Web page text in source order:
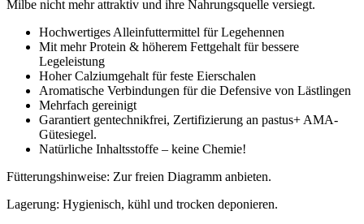
Milbe nicht mehr attraktiv und ihre Nahrungsquelle versiegt.
Hochwertiges Alleinfuttermittel für Legehennen
Mit mehr Protein & höherem Fettgehalt für bessere
Legeleistung
Hoher Calziumgehalt für feste Eierschalen
Aromatische Verbindungen für die Defensive von Lästlingen
Mehrfach gereinigt
Garantiert gentechnikfrei, Zertifizierung an pastus+ AMA-
Gütesiegel.
Natürliche Inhaltsstoffe – keine Chemie!
Fütterungshinweise: Zur freien Diagramm anbieten.
Lagerung: Hygienisch, kühl und trocken deponieren.